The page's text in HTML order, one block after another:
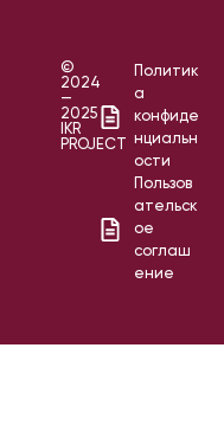
©
2024
—
2025
IKR
PROJECT
Политик
а
конфиде
нциальн
ости
Пользов
ательск
ое
соглаш
ение